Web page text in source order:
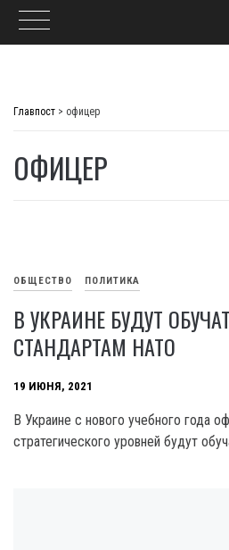
Главпост > офицер
ОФИЦЕР
ОБЩЕСТВО ПОЛИТИКА
В УКРАИНЕ БУДУТ
СТАНДАРТАМ НАТО
19 ИЮНЯ, 2021
В Украине с нового учебного года
стратегического уровней будут